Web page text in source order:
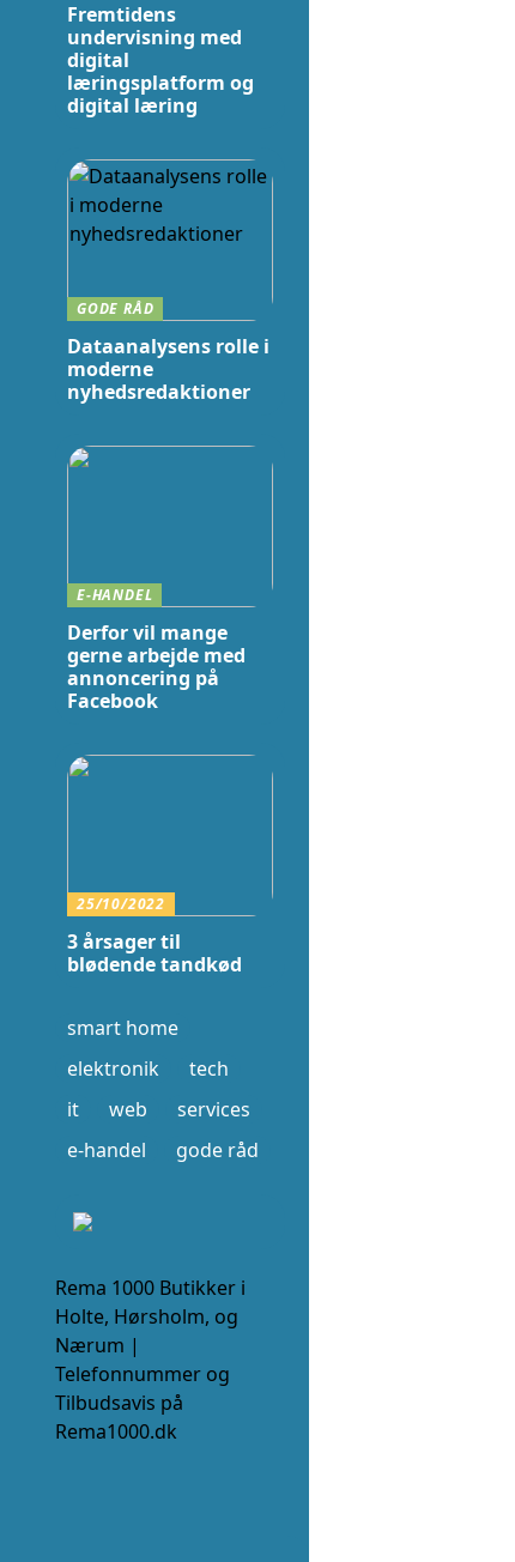
Fremtidens
undervisning med
digital
læringsplatform og
digital læring
GODE RÅD
Dataanalysens rolle i
moderne
nyhedsredaktioner
E-HANDEL
Derfor vil mange
gerne arbejde med
annoncering på
Facebook
25/10/2022
3 årsager til
blødende tandkød
smart home
elektronik
tech
it
web
services
e-handel
gode råd
Rema 1000 Butikker i
Holte, Hørsholm, og
Nærum |
Telefonnummer og
Tilbudsavis på
Rema1000.dk